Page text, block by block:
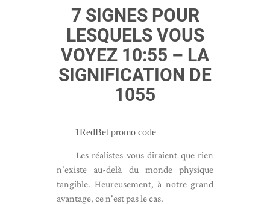
7 SIGNES POUR
LESQUELS VOUS
VOYEZ 10:55 – LA
SIGNIFICATION DE
1055
1RedBet promo code
Les réalistes vous diraient que rien
n'existe au-delà du monde physique
tangible. Heureusement, à notre grand
avantage, ce n'est pas le cas.